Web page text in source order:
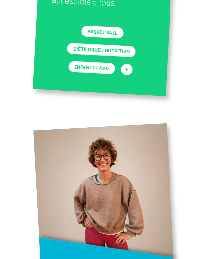
BASKET BALL
DIÉTÉTIQUE / NUTRITION
ENFANTS / ADO +